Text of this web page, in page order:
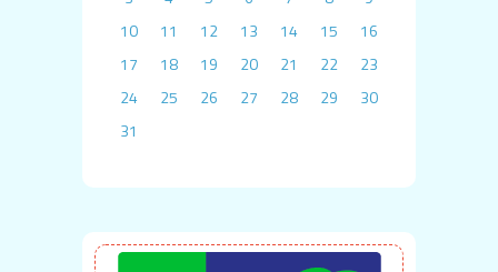
10
11 12 13 14 15
16
17
18 19 20 21 22
23
24
25 26 27 28 29
30
31